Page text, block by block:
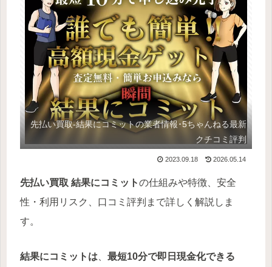
先払い買取-結果にコミットの業者情報･5ちゃんねる最新
クチコミ評判
2023.09.18 2026.05.14
先払い買取 結果にコミットの仕組みや特徴、安全
性・利用リスク、口コミ評判まで詳しく解説しま
す。
結果にコミットは
最短10分で即日現金化できる